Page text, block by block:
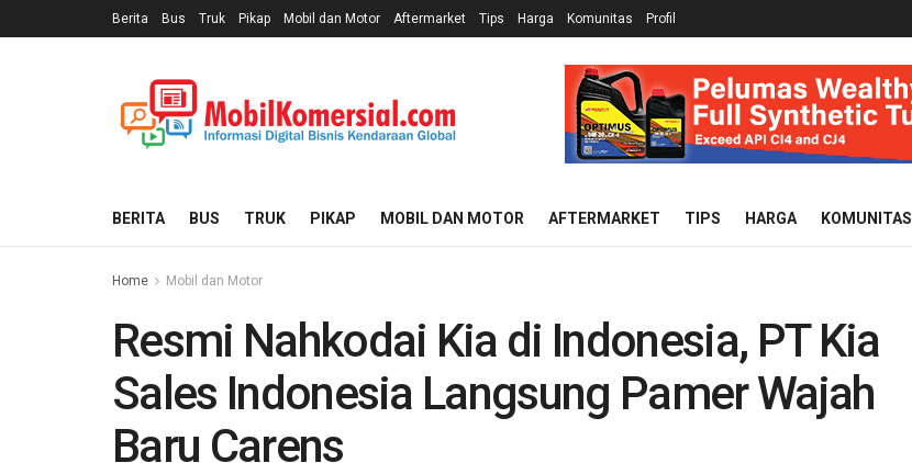
Berita Bus Truk Pikap Mobil dan Motor Aftermarket Tips Harga Komunitas Profil
BERITA BUS TRUK PIKAP MOBIL DAN MOTOR AFTERMARKET TIPS HARGA KOMUNITAS
Home Mobil dan Motor
Resmi Nahkodai Kia di Indonesia, PT Kia
Sales Indonesia Langsung Pamer Wajah
Baru Carens